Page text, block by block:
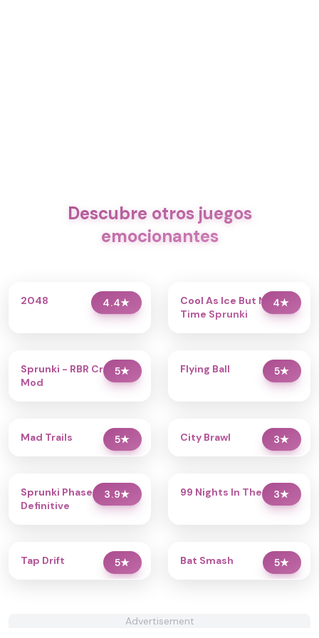
Descubre otros juegos
emocionantes
4.4★
2048 4★
Cool As Ice But Night
Time Sprunki
5★
Sprunki - RBR Crew
Mod
5★
Flying Ball
5★
Mad Trails 3★
City Brawl
3.9★
Sprunki Phase 2.5
Definitive
3★
99 Nights In The Forest
5★
Tap Drift 5★
Bat Smash
Advertisement